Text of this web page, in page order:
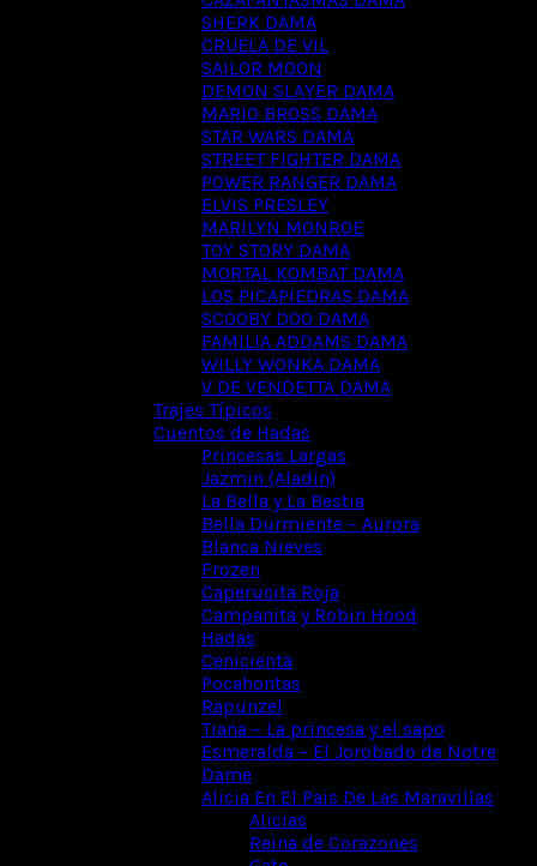
SHERK DAMA
CRUELA DE VIL
SAILOR MOON
DEMON SLAYER DAMA
MARIO BROSS DAMA
STAR WARS DAMA
STREET FIGHTER DAMA
POWER RANGER DAMA
ELVIS PRESLEY
MARILYN MONROE
TOY STORY DAMA
MORTAL KOMBAT DAMA
LOS PICAPIEDRAS DAMA
SCOOBY DOO DAMA
FAMILIA ADDAMS DAMA
WILLY WONKA DAMA
V DE VENDETTA DAMA
Trajes Típicos
Cuentos de Hadas
Princesas Largas
Jazmin (Aladin)
La Bella y La Bestia
Bella Durmiente – Aurora
Blanca Nieves
Frozen
Caperucita Roja
Campanita y Robin Hood
Hadas
Cenicienta
Pocahontas
Rapunzel
Tiana – La princesa y el sapo
Esmeralda – El Jorobado de Notre
Dame
Alicia En El Pais De Las Maravillas
Alicias
Reina de Corazones